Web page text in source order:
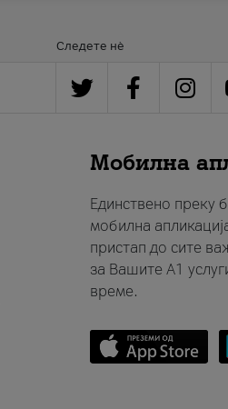
Следете нè
Мобилна
Единствено преку
мобилна
пристап до сите
за Вашите A1
време.